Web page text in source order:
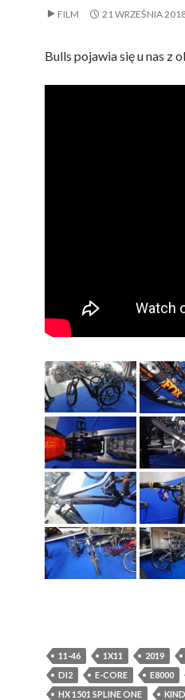
FILM 21 WRZEŚNIA
Bulls pojawia się u nas z
11-46 1X11 2019
DI2
E-CORE E8000
HX 1501 SPLINE ONE